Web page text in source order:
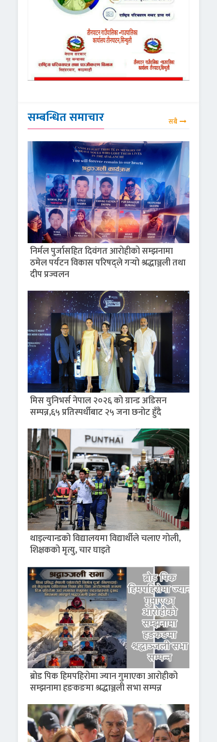
सम्बन्धित समाचार सबै
निर्मल पुर्जासहित दिवंगत आरोहीको सम्झनामा
ठमेल पर्यटन विकास परिषद्ले गर्‍यो श्रद्धाञ्जली तथा
दीप प्रज्वलन
मिस युनिभर्स नेपाल २०२६ को ग्रान्ड अडिसन
सम्पन्न,६५ प्रतिस्पर्धीबाट २५ जना छनोट हुँदै
थाइल्यान्डको विद्यालयमा विद्यार्थीले चलाए गोली,
शिक्षकको मृत्यु, चार घाइते
ब्रोड पिक हिमपहिरोमा ज्यान गुमाएका आरोहीको
सम्झनामा हङकङमा श्रद्धाञ्जली सभा सम्पन्न